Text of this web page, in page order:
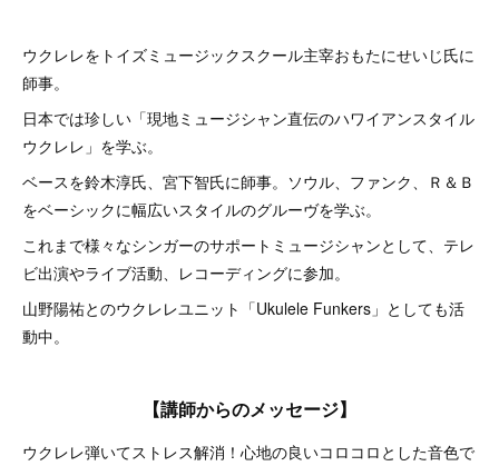
ウクレレをトイズミュージックスクール主宰おもたにせいじ氏に
師事。
日本では珍しい「現地ミュージシャン直伝のハワイアンスタイル
ウクレレ」を学ぶ。
ベースを鈴木淳氏、宮下智氏に師事。ソウル、ファンク、Ｒ＆Ｂ
をベーシックに幅広いスタイルのグルーヴを学ぶ。
これまで様々なシンガーのサポートミュージシャンとして、テレ
ビ出演やライブ活動、レコーディングに参加。
山野陽祐とのウクレレユニット「Ukulele Funkers」としても活
動中。
【講師からのメッセージ】
ウクレレ弾いてストレス解消！心地の良いコロコロとした音色で